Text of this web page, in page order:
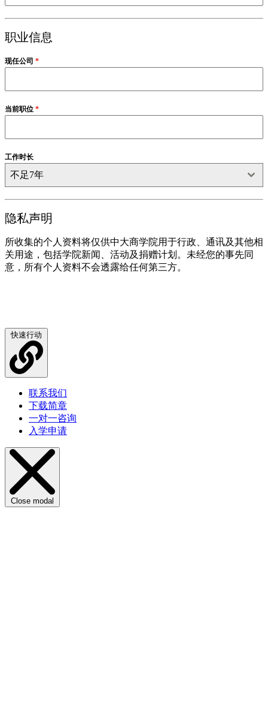
职业信息
现任公司 *
当前职位 *
工作时长
不足7年
隐私声明
所收集的个人资料将仅供中大商学院用于行政、通讯及其他相
关用途，包括学院新闻、活动及捐赠计划。未经您的事先同
意，所有个人资料不会透露给任何第三方。
快速行动
联系我们
下载简章
一对一咨询
入学申请
Close modal